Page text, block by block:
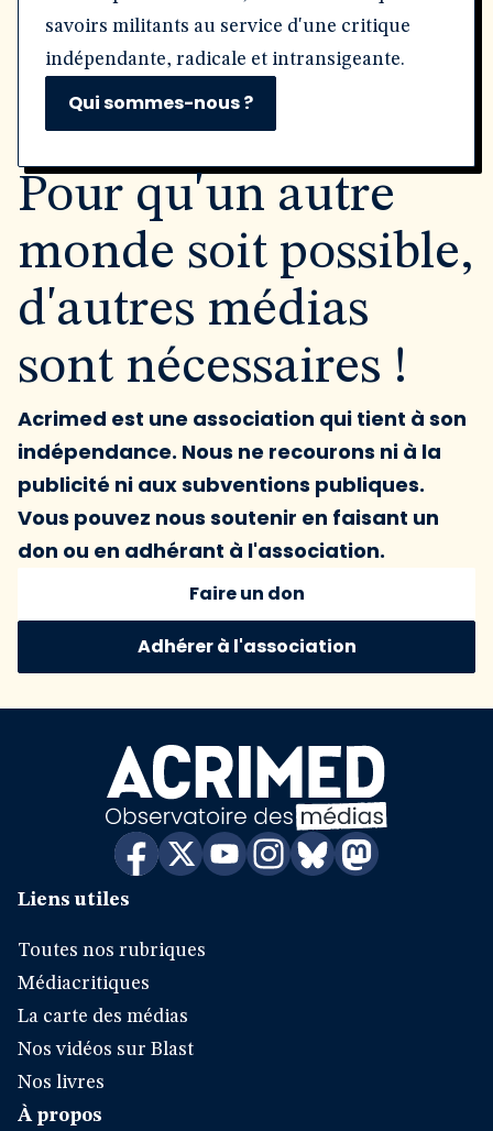
savoirs militants au service d'une critique
indépendante, radicale et intransigeante.
Qui sommes-nous ?
Pour qu'un autre
monde soit possible,
d'autres médias
sont nécessaires !
Acrimed est une association qui tient à son
indépendance. Nous ne recourons ni à la
publicité ni aux subventions publiques.
Vous pouvez nous soutenir en faisant un
don ou en adhérant à l'association.
Faire un don
Adhérer à l'association
Liens utiles
Toutes nos rubriques
Médiacritiques
La carte des médias
Nos vidéos sur Blast
Nos livres
À propos